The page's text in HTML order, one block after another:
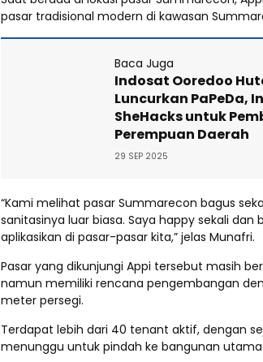
pasar tradisional modern di kawasan
Baca Juga
Indosat Ooredoo
Luncurkan PaPeDa,
SheHacks untuk
Perempuan Daerah
29 SEP 2025
“Kami melihat pasar Summarecon bagus
sanitasinya luar biasa. Saya happy sekali dan
aplikasikan di pasar-pasar kita,” jelas Munafri.
Pasar yang dikunjungi Appi tersebut masih
namun memiliki rencana pengembangan
meter persegi.
Terdapat lebih dari 40 tenant aktif, dengan
menunggu untuk pindah ke bangunan